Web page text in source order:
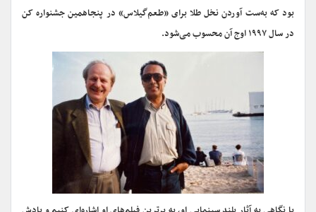
بود که به‌ست آوردن نخل طلا برای «طعم‌گیلاس» در پنجاهمین جشنواره کن
در سال ۱۹۹۷ اوج آن محسوب می‌شود.